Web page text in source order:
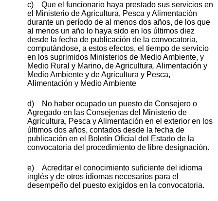
c) Que el funcionario haya prestado sus servicios en
el Ministerio de Agricultura, Pesca y Alimentación
durante un período de al menos dos años, de los que
al menos un año lo haya sido en los últimos diez
desde la fecha de publicación de la convocatoria,
computándose, a estos efectos, el tiempo de servicio
en los suprimidos Ministerios de Medio Ambiente, y
Medio Rural y Marino, de Agricultura, Alimentación y
Medio Ambiente y de Agricultura y Pesca,
Alimentación y Medio Ambiente
d) No haber ocupado un puesto de Consejero o
Agregado en las Consejerías del Ministerio de
Agricultura, Pesca y Alimentación en el exterior en los
últimos dos años, contados desde la fecha de
publicación en el Boletín Oficial del Estado de la
convocatoria del procedimiento de libre designación.
e) Acreditar el conocimiento suficiente del idioma
inglés y de otros idiomas necesarios para el
desempeño del puesto exigidos en la convocatoria.